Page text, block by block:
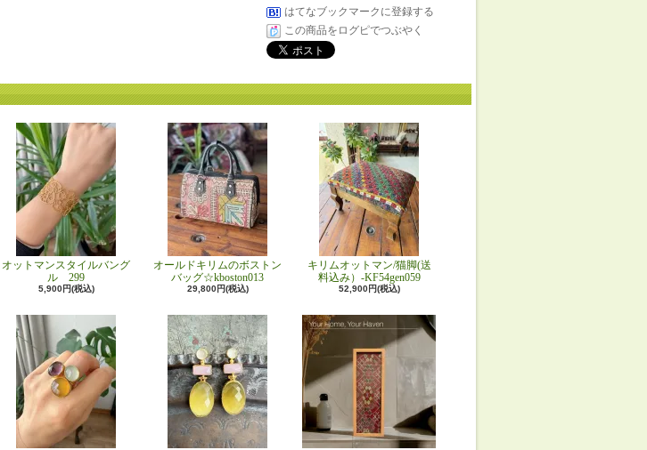
はてなブックマークに登録する
この商品をログピでつぶやく
オットマンスタイルバング
ル 299
5,900円(税込)
オールドキリムのボストン
バッグ☆kboston013
29,800円(税込)
キリムオットマン/猫脚(送
料込み）-KF54gen059
52,900円(税込)